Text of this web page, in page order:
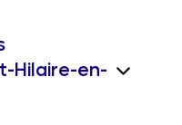
Hilaire-en-